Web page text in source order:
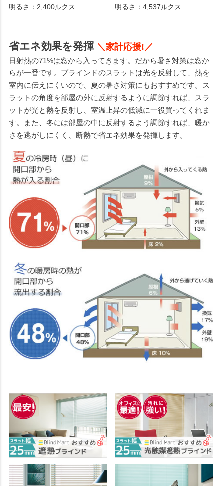
明るさ：2,400ルクス
明るさ：4,537ルクス
省エネ効果を発揮 ＼家計応援!／
日射熱の71%は窓から入ってきます。だから暑さ対策は窓か
らが一番です。ブラインドのスラットは光を反射して、熱を
室内に伝えにくいので、夏の暑さ対策にもおすすめです。ス
ラットの角度を部屋の外に反射するように調節すれば、スラ
ットが光と熱を反射し、室温上昇の低減に一役買ってくれま
す。また、冬には部屋の中に反射するよう調節すれば、暖か
さを逃がしにくく、断熱で省エネ効果を発揮します。